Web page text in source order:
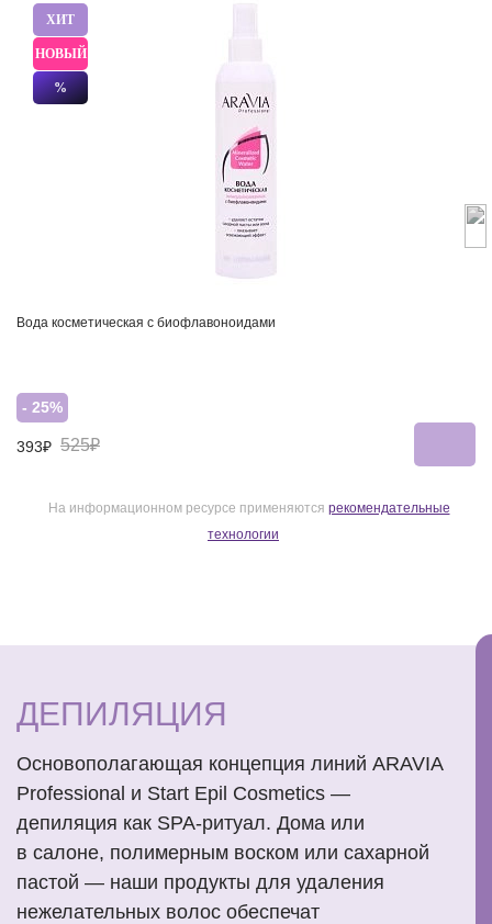
ХИТ
НОВЫЙ
%
Вода косметическая с биофлавоноидами
- 25%
393₽ 525₽
На информационном ресурсе применяются рекомендательные
технологии
ДЕПИЛЯЦИЯ
Основополагающая концепция линий ARAVIA
Professional и Start Epil Cosmetics —
депиляция как SPA-ритуал. Дома или
в салоне, полимерным воском или сахарной
пастой — наши продукты для удаления
нежелательных волос обеспечат